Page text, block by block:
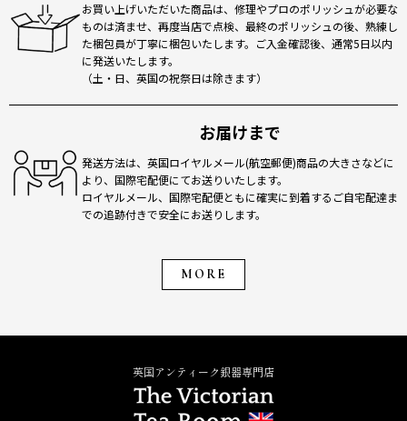
お買い上げいただいた商品は、修理やプロのポリッシュが必要な
ものは済ませ、再度当店で点検、最終のポリッシュの後、熟練し
た梱包員が丁寧に梱包いたします。ご入金確認後、通常5日以内
に発送いたします。
（土・日、英国の祝祭日は除きます）
お届けまで
発送方法は、英国ロイヤルメール(航空郵便)商品の大きさなどに
より、国際宅配便にてお送りいたします。
ロイヤルメール、国際宅配便ともに確実に到着するご自宅配達ま
での追跡付きで安全にお送りします。
MORE
英国アンティーク銀器専門店